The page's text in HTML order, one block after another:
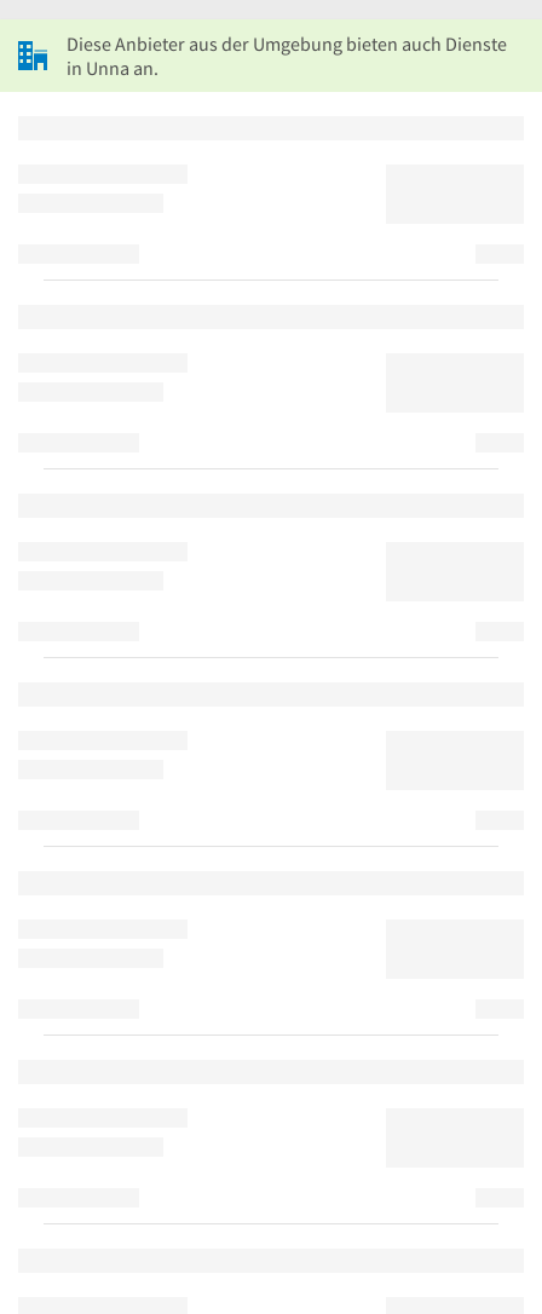
Diese Anbieter aus der Umgebung bieten auch Dienste
in Unna an.